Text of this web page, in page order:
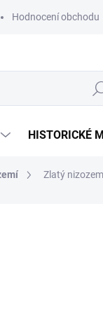
Hodnocení obchodu
HISTORICKÉ
Zlatý